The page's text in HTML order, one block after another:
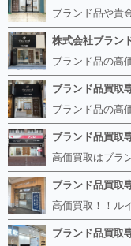
株式会社ブラン
ブランド品買取
ブランド品買取
ブランド品買取
ブランド品買取